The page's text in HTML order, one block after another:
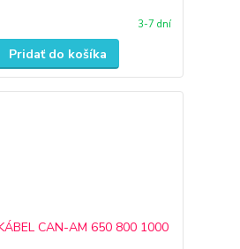
3-7 dní
Pridať do košíka